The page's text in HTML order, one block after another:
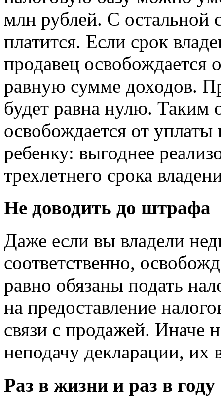
млн рублей. С остальной
платится. Если срок
продавец освобождается
равную сумме доходов.
будет равна нулю. Таким
освобождается от
ребенку: выгоднее
трехлетнего срока
Не доводить до штрафа
Даже если вы владели
соответственно,
равно обязаны подать
на предоставление
связи с продажей. Иначе
неподачу декларации,
Раз в жизни и раз в году